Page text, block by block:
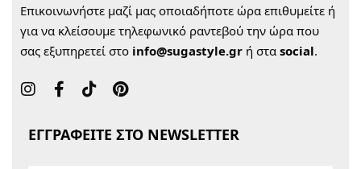
Επικοινωνήστε μαζί μας οποιαδήποτε ώρα επιθυμείτε ή
για να κλείσουμε τηλεφωνικό ραντεβού την ώρα που
σας εξυπηρετεί στο info@sugastyle.gr ή στα social.
ΕΓΓΡΑΦΕΙΤΕ ΣΤΟ NEWSLETTER